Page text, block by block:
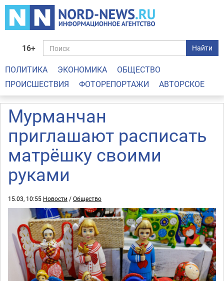
16+ Найти
ПОЛИТИКА ЭКОНОМИКА
ОБЩЕСТВО
ПРОИСШЕСТВИЯ
ФОТОРЕПОРТАЖИ АВТОРСКОЕ
Мурманчан
приглашают расписать
матрёшку своими
руками
15.03, 10:55 Новости /Общество